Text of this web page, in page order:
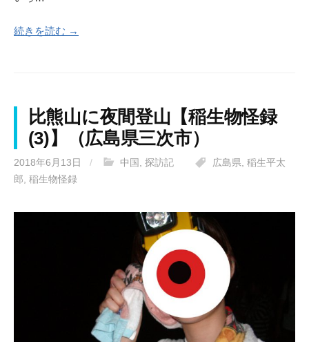
続きを読む →
比熊山に夜間登山【稲生物怪録
(3)】（広島県三次市）
2018年6月13日 / 中国 探訪記 広島県 稲生平太
郎 稲生物怪録